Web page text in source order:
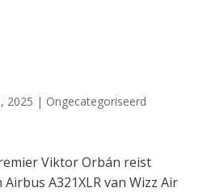
2025 | Ongecategoriseerd
Viktor Orbán reist
A321XLR van Wizz Air